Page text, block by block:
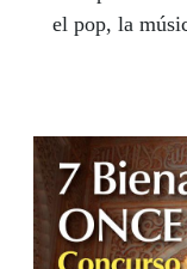
el pop, la
protagonizar
Andalucía se
hace ya largos
y se pueden